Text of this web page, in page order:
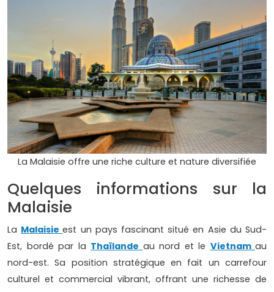
La Malaisie offre une riche culture et nature diversifiée
Quelques informations sur la
Malaisie
La Malaisieest un pays fascinant situé en Asie du Sud-
Est, bordé par la Thaïlande au nord et le Vietnam au
nord-est. Sa position stratégique en fait un carrefour
culturel et commercial vibrant, offrant une richesse de